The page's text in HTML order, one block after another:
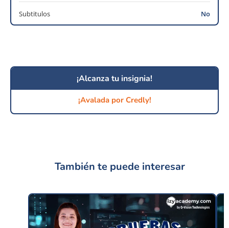
Subtitulos No
¡Alcanza tu insignia!
¡Avalada por Credly!
También te puede interesar